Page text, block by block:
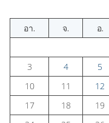
อา.
จ. อ.
3
4 5
10
11 12
17
18 19